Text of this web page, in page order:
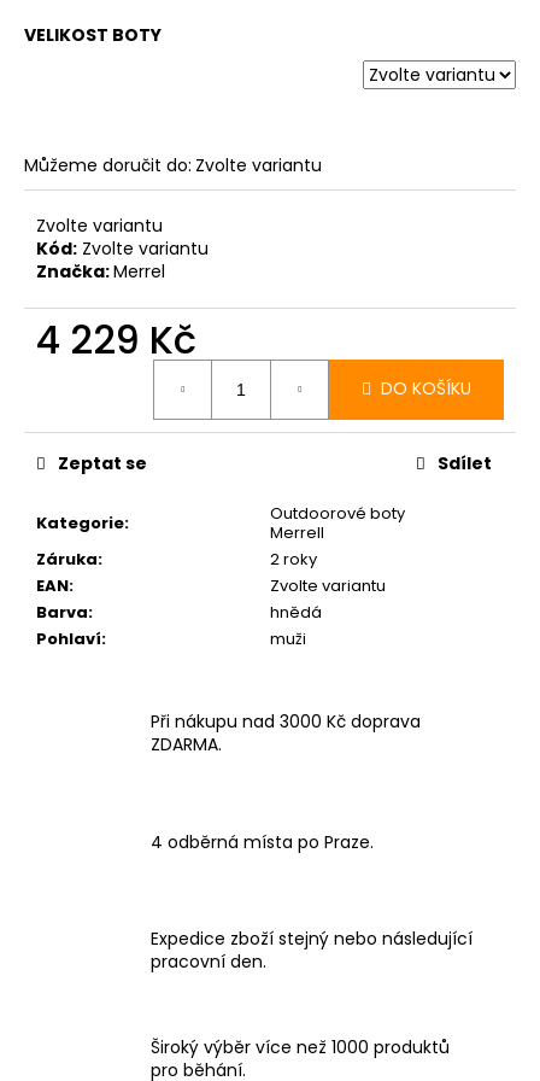
VELIKOST BOTY
Můžeme doručit do: Zvolte variantu
Zvolte variantu
Kód: Zvolte variantu
Značka:Merrel
4 229 Kč
DO KOŠÍKU
Kategorie:
Outdoorové boty
Merrell
Záruka:
2 roky
EAN:
Zvolte variantu
Barva:
hnědá
Pohlaví: muži
Zeptat se Sdílet
Při nákupu nad 3000 Kč doprava
ZDARMA.
4 odběrná místa po Praze.
Expedice zboží stejný nebo následující
pracovní den.
Široký výběr více než 1000 produktů
pro běhání.